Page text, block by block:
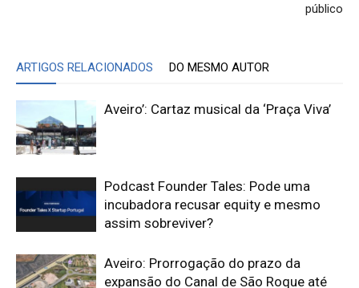
público
ARTIGOS RELACIONADOS DO MESMO AUTOR
Aveiro’: Cartaz musical da ‘Praça Viva’
Podcast Founder Tales: Pode uma
incubadora recusar equity e mesmo
assim sobreviver?
Aveiro: Prorrogação do prazo da
expansão do Canal de São Roque até